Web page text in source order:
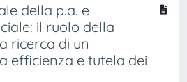
della p.a. e
il ruolo della
ricerca di un
efficienza e tutela dei